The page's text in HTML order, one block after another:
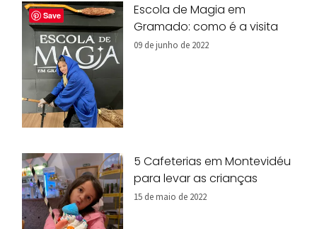
Escola de Magia em
Gramado: como é a visita
09 de junho de 2022
5 Cafeterias em Montevidéu
para levar as crianças
15 de maio de 2022
Save